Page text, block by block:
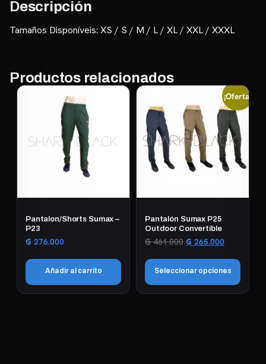
Descripción
Tamaños Disponíveis: XS / S / M / L / XL / XXL / XXXL
Productos relacionados
Pantalon/Shorts Sumax –
P23
₲ 276.000
Añadir al carrito
¡Oferta!
Pantalón Sumax P25
Outdoor Convertible
₲461.000 El
era:
₲ 461.000.
₲ 265.000El
actual
es:
₲ 265.000.
Seleccionar opciones